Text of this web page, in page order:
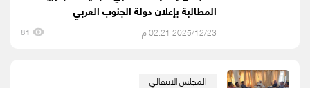
المطالبة بإعلان دولة الجنوب العربي
2025/12/23 02:21 م 81
المجلس الانتقالي